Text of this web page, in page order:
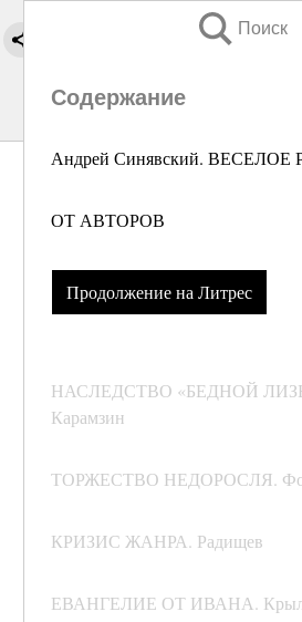
Поиск
Содержание
Андрей Синявский.
ОТ АВТОРОВ
Продолжение на Литрес
НАСЛЕДСТВО «БЕДНОЙ
Карамзин
ТОРЖЕСТВО НЕДОРОСЛЯ.
КРИЗИС ЖАНРА. Радищев
ЕВАНГЕЛИЕ ОТ ИВАНА.